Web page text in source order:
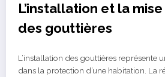
L’installation et la
des gouttières
L’installation des gouttières représente
dans la protection d’une habitation. La